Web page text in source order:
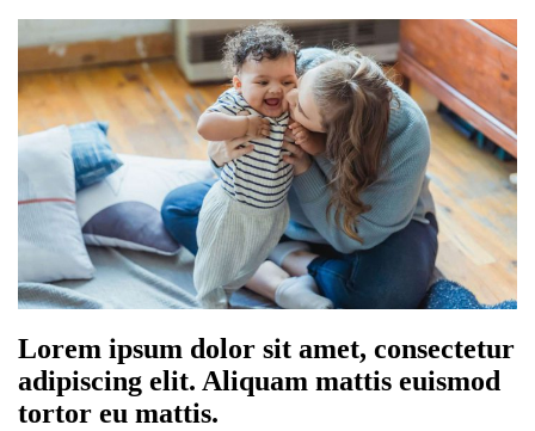
Lorem ipsum dolor sit amet, consectetur
adipiscing elit. Aliquam mattis euismod
tortor eu mattis.